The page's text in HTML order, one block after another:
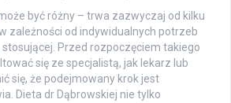
być różny – trwa zazwyczaj od kilku
zależności od indywidualnych potrzeb
Przed rozpoczęciem takiego
się ze specjalistą, jak lekarz lub
się, że podejmowany krok jest
Dieta dr Dąbrowskiej nie tylko